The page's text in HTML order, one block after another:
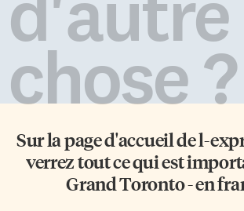
chose ?
Sur la page d'accueil del-
verrez tout ce qui est
Grand Toronto - en